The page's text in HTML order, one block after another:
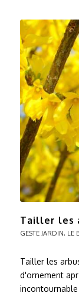
Tailler les
GESTE JARDIN, LE
Tailler les
d'ornement
incontournable